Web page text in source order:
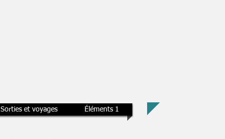
Sorties et voyages Éléments 1